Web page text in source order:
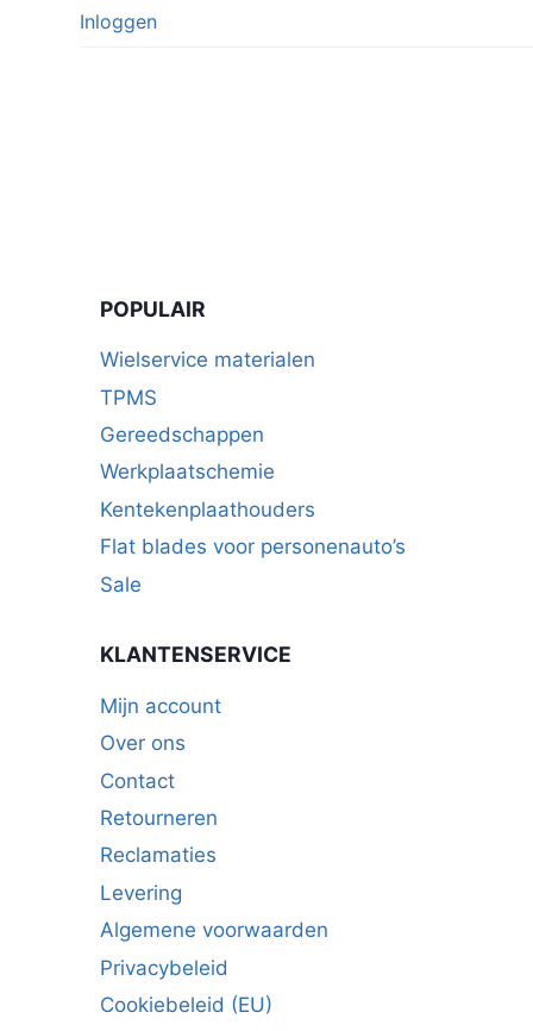
Inloggen
POPULAIR
Wielservice materialen
TPMS
Gereedschappen
Werkplaatschemie
Kentekenplaathouders
Flat blades voor personenauto’s
Sale
KLANTENSERVICE
Mijn account
Over ons
Contact
Retourneren
Reclamaties
Levering
Algemene voorwaarden
Privacybeleid
Cookiebeleid (EU)